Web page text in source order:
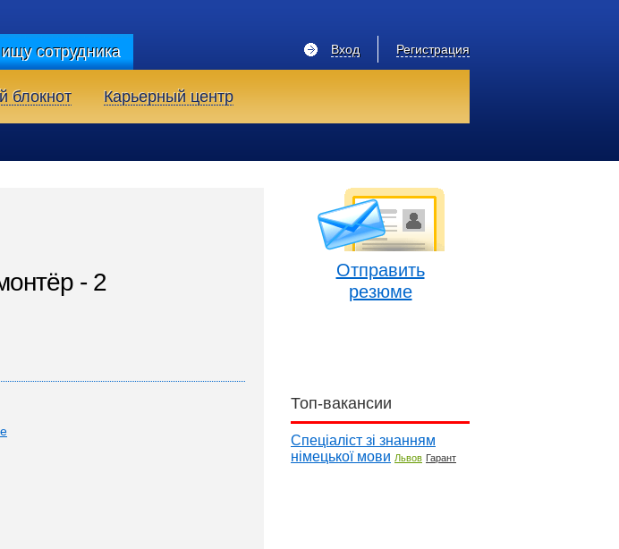
сотрудника Регистрация
Вход
блокнот Карьерный центр
- 2
Отправить
резюме
Топ-вакансии
Спеціаліст зі знанням
німецької мови Львов Гарант